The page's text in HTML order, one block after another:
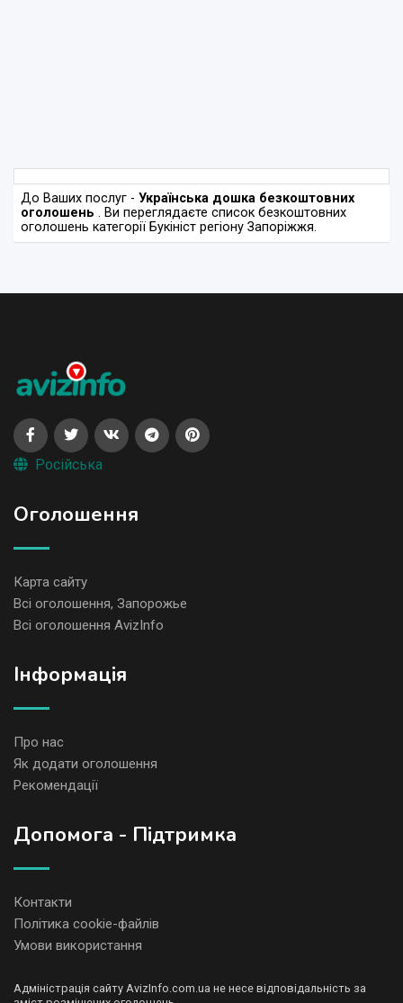
До Ваших послуг - Українська дошка безкоштовних
оголошень . Ви переглядаєте список безкоштовних
оголошень категорії Букініст регіону Запоріжжя.
Російська
Оголошення
Карта сайту
Всі оголошення, Запорожье
Всі оголошення AvizInfo
Iнформація
Про нас
Як додати оголошення
Рекомендації
Допомога - Підтримка
Контакти
Політика cookie-файлів
Умови використання
Адміністрація сайту AvizInfo.com.ua не несе відповідальність за